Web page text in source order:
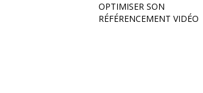
OPTIMISER SON
RÉFÉRENCEMENT VIDÉO